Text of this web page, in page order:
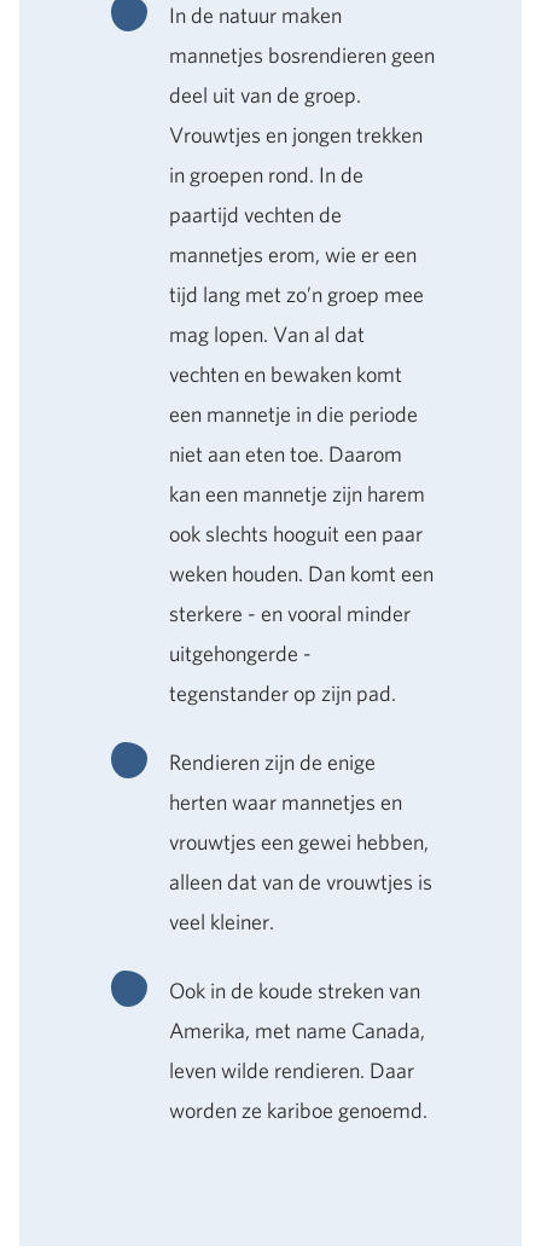
In de natuur maken
mannetjes bosrendieren geen
deel uit van de groep.
Vrouwtjes en jongen trekken
in groepen rond. In de
paartijd vechten de
mannetjes erom, wie er een
tijd lang met zo’n groep mee
mag lopen. Van al dat
vechten en bewaken komt
een mannetje in die periode
niet aan eten toe. Daarom
kan een mannetje zijn harem
ook slechts hooguit een paar
weken houden. Dan komt een
sterkere - en vooral minder
uitgehongerde -
tegenstander op zijn pad.
Rendieren zijn de enige
herten waar mannetjes en
vrouwtjes een gewei hebben,
alleen dat van de vrouwtjes is
veel kleiner.
Ook in de koude streken van
Amerika, met name Canada,
leven wilde rendieren. Daar
worden ze kariboe genoemd.